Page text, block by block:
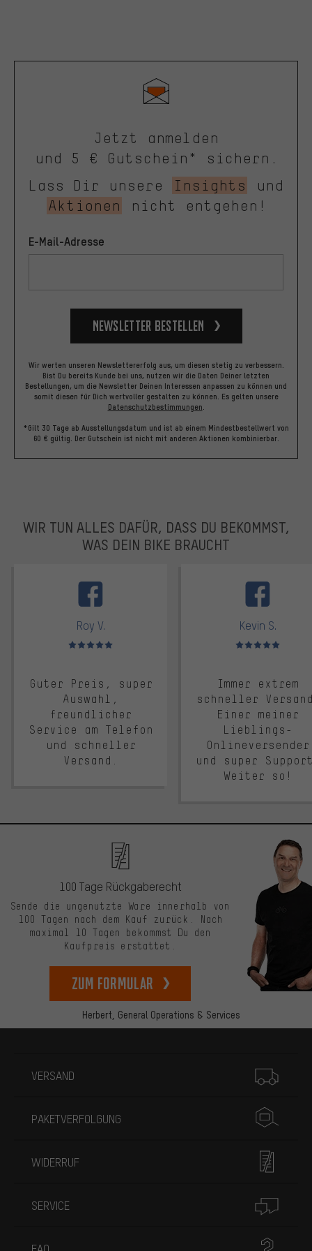
Jetzt anmelden
und 5 € Gutschein* sichern.
Lass Dir unsere
Insights
und
Aktionen
nicht entgehen!
E-Mail-Adresse
Newsletter bestellen
Wir werten unseren Newslettererfolg aus, um diesen stetig zu verbessern.
Bist Du bereits Kunde bei uns, nutzen wir die Daten Deiner letzten
Bestellungen, um die Newsletter Deinen Interessen anpassen zu können und
somit diesen für Dich wertvoller gestalten zu können. Es gelten unsere
Datenschutzbestimmungen
*Gilt 30 Tage ab Ausstellungsdatum und ist ab einem Mindestbestellwert von
60 € gültig. Der Gutschein ist nicht mit anderen Aktionen kombinierbar.
WIR TUN ALLES DAFÜR, DASS DU BEKOMMST,
WAS DEIN BIKE BRAUCHT
Roy V.
Bewertungen: 5 von 5
Guter Preis, super
Auswahl,
freundlicher
Service am Telefon
und schneller
Versand.
Kevin S.
Bewertungen: 5 von 5
Immer extrem
schneller
Einer meiner
Lieblings-
Onlineversender
und super
Weiter so!
Herbert, General Operations & Services
100 Tage Rückgaberecht
Sende die ungenutzte Ware innerhalb von
100 Tagen nach dem Kauf zurück. Nach
maximal 10 Tagen bekommst Du den
Kaufpreis erstattet.
zum Formular
VERSAND
PAKETVERFOLGUNG
WIDERRUF
SERVICE